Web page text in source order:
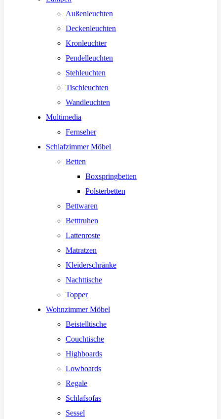
Außenleuchten
Deckenleuchten
Kronleuchter
Pendelleuchten
Stehleuchten
Tischleuchten
Wandleuchten
Multimedia
Fernseher
Schlafzimmer Möbel
Betten
Boxspringbetten
Polsterbetten
Bettwaren
Betttruhen
Lattenroste
Matratzen
Kleiderschränke
Nachttische
Topper
Wohnzimmer Möbel
Beistelltische
Couchtische
Highboards
Lowboards
Regale
Schlafsofas
Sessel